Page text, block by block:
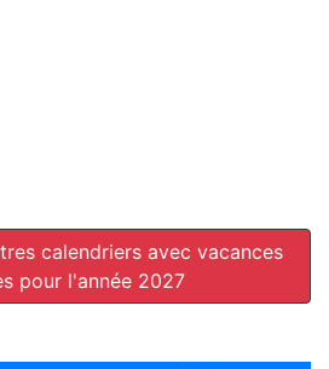
calendriers avec vacances
pour l'année 2027